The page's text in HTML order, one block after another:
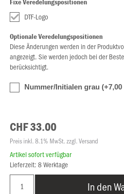
DTF-Logo
Optionale Veredelungspositionen
Diese Änderungen werden in der
angezeigt. Sie werden jedoch bei der
berücksichtigt.
Nummer/Initialen grau (+7,00
CHF 33.00
Preis inkl. 8.1% MwSt. zzgl. Versand
Artikel sofort verfügbar
Lieferzeit: 8 Werktage
In den